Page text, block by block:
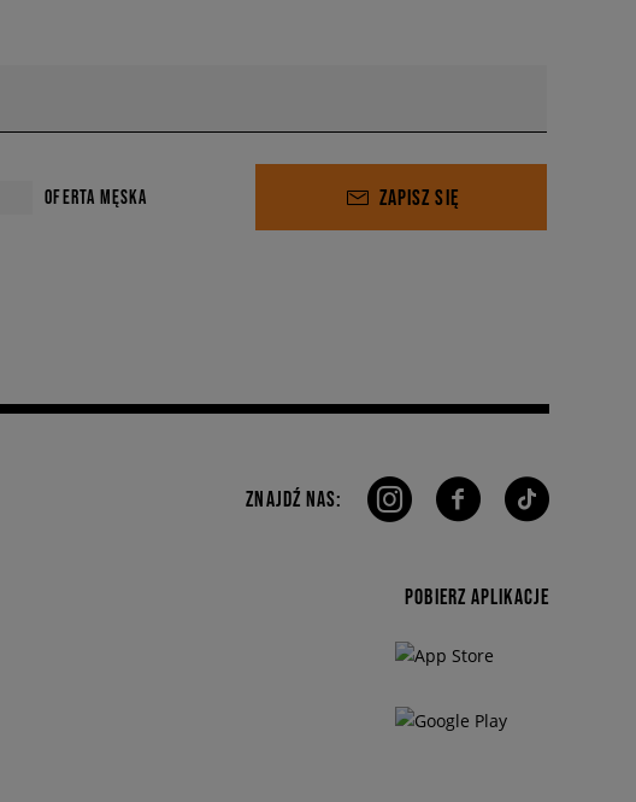
OFERTA MĘSKA ZAPISZ SIĘ
ZNAJDŹ NAS:
POBIERZ APLIKACJE